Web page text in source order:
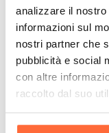
analizzare il
informazioni sul
nostri partner che
pubblicità e social
con altre
raccolto dal suo
Brain Culture